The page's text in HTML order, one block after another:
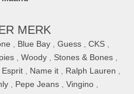
MERK
, Blue Bay , Guess , CKS ,
, Woody , Stones & Bones ,
Esprit , Name it , Ralph Lauren ,
, Pepe Jeans , Vingino ,